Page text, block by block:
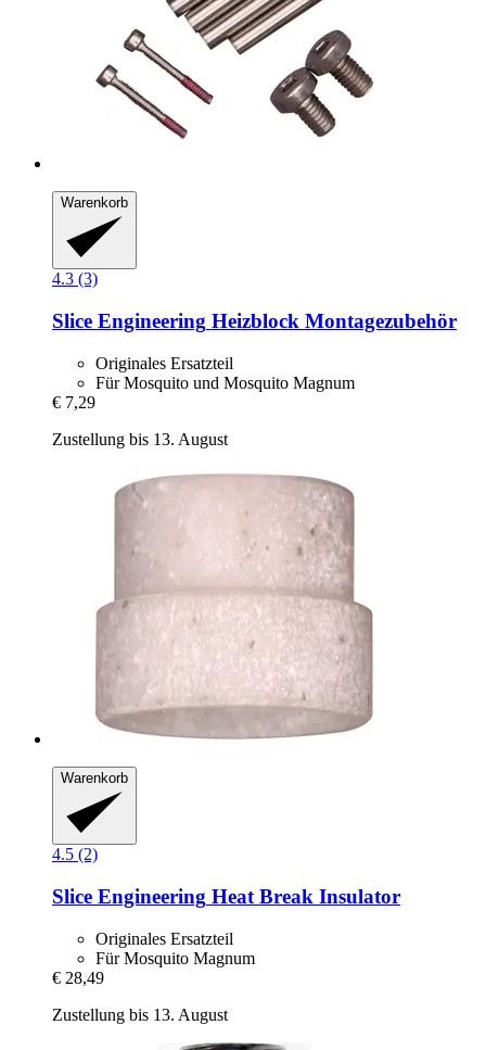
Warenkorb
4.3 (3)
Slice Engineering Heizblock Montagezubehör
Originales Ersatzteil
Für Mosquito und Mosquito Magnum
€ 7,29
Zustellung bis 13. August
Warenkorb
4.5 (2)
Slice Engineering Heat Break Insulator
Originales Ersatzteil
Für Mosquito Magnum
€ 28,49
Zustellung bis 13. August